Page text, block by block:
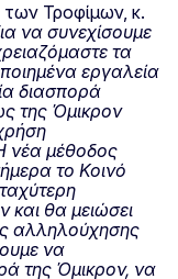
Τροφίμων, κ.
να συνεχίσουμε
τα
εργαλεία
διασπορά
της Όμικρον
νέα μέθοδος
το Κοινό
θα μειώσει
αλληλούχησης
να
της Όμικρον, να